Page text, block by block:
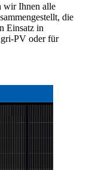
wir Ihnen alle
die
Einsatz in
PV oder für